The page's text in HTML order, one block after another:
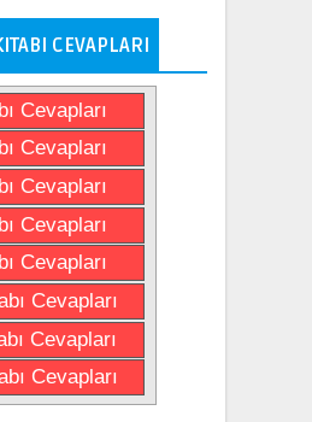
CEVAPLARI
Cevapları
Cevapları
Cevapları
Cevapları
Cevapları
Cevapları
Cevapları
Cevapları